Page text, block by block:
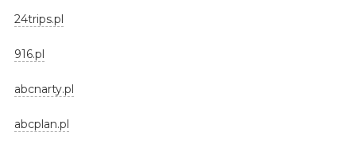
24trips.pl
916.pl
abcnarty.pl
abcplan.pl